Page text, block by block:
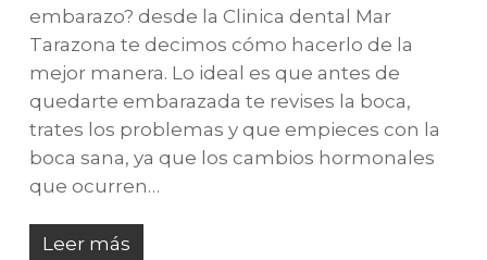
embarazo? desde la Clinica dental Mar
Tarazona te decimos cómo hacerlo de la
mejor manera. Lo ideal es que antes de
quedarte embarazada te revises la boca,
trates los problemas y que empieces con la
boca sana, ya que los cambios hormonales
que ocurren…
Leer más